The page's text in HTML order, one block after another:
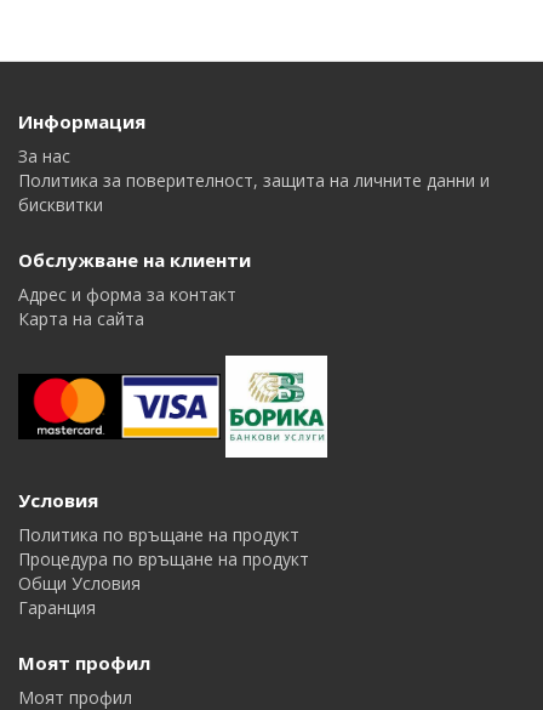
Информация
За нас
Политика за поверителност, защита на личните данни и
бисквитки
Обслужване на клиенти
Адрес и форма за контакт
Карта на сайта
Условия
Политика по връщане на продукт
Процедура по връщане на продукт
Общи Условия
Гаранция
Моят профил
Моят профил